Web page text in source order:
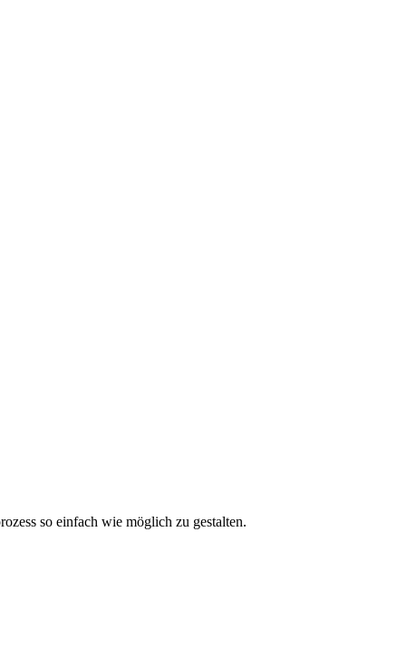
so einfach wie möglich zu gestalten.